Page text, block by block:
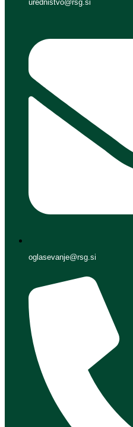
urednistvo@rsg.si
oglasevanje@rsg.si